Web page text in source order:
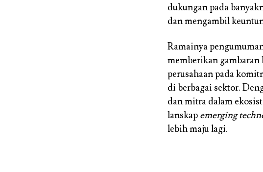
dukungan pada
dan mengambil
Ramainya
memberikan gambaran
perusahaan pada
di berbagai sektor.
dan mitra dalam
lanskap emerging
lebih maju lagi.